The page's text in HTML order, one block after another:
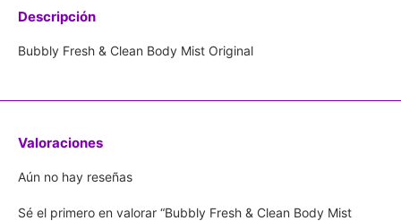
Descripción
Bubbly Fresh & Clean Body Mist Original
Valoraciones
Aún no hay reseñas
Sé el primero en valorar “Bubbly Fresh & Clean Body Mist